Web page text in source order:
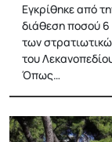
Εγκρίθηκε από
διάθεση ποσού
των
του
Όπως…